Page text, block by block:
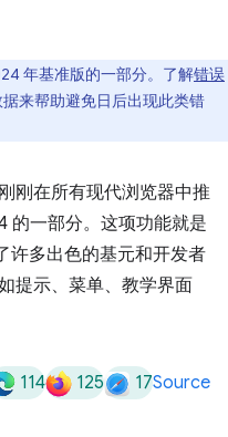
年基准版的一部分。了解错误
来帮助避免日后出现此类错
刚在所有现代浏览器中推
的一部分。这项功能就是
许多出色的基元和开发者
提示、菜单、教学界面
114 125 17Source